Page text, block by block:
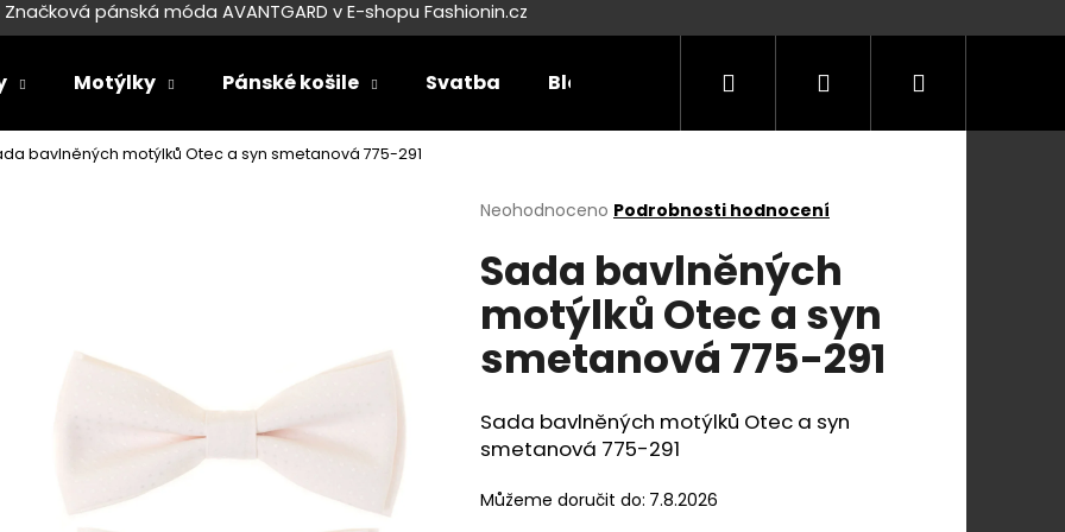
Značková pánská móda AVANTGARD v E-shopu Fashionin.cz
Motýlky Pánské košile Svatba Blog Příležitosti Velikostní tabulky
Hledat PřihlášeníNákupní
bavlněných motýlků Otec a syn smetanová 775-291
Průměrné
produktu
je
5
hvězdiček.
Neohodnoceno Podrobnosti hodnocení
Sada bavlněných
motýlků Otec a syn
smetanová 775-291
Sada bavlněných motýlků Otec a syn
smetanová 775-291
Můžeme doručit do: 7.8.2026
Co potřebujete najít?
SET LÁTKOVÉ ŠLE Y S KOŽENÝM SET LÁTKOVÉ ŠLE Y S KOŽENÝM